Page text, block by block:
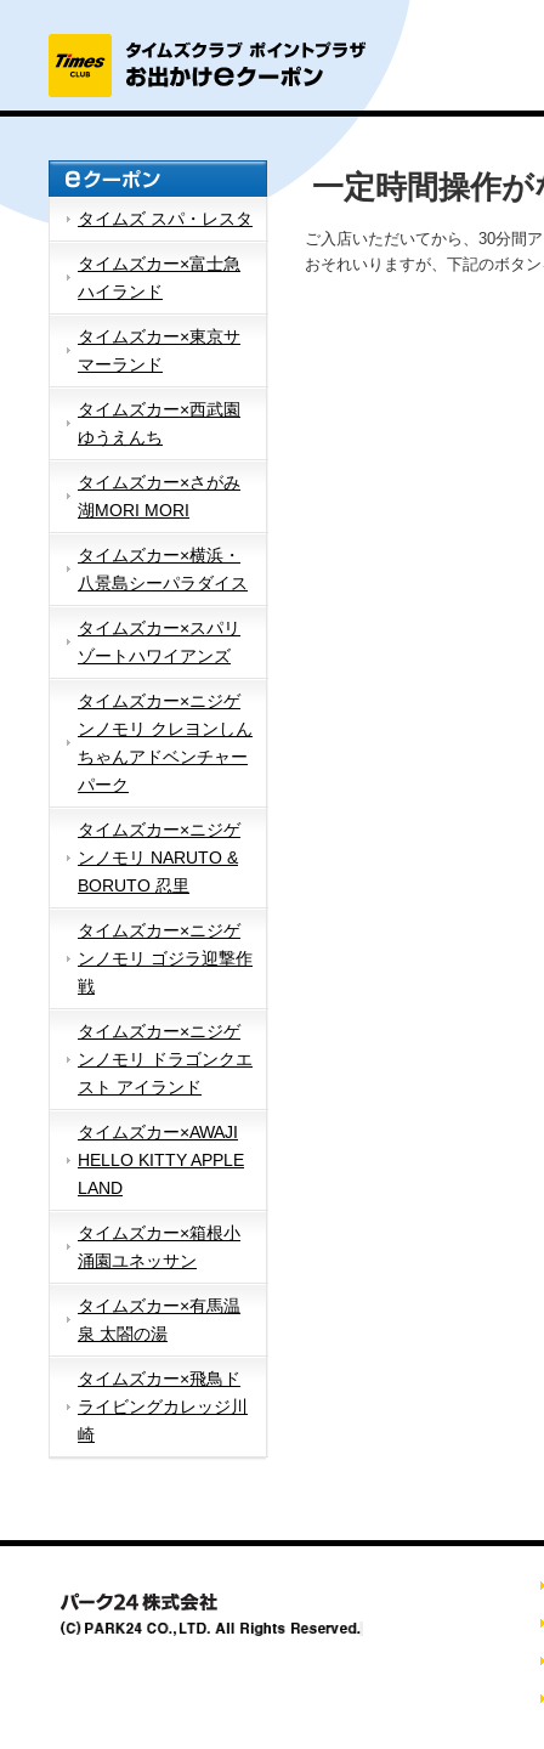
タイムズ スパ・レスタ
タイムズカー×富士急
ハイランド
タイムズカー×東京サ
マーランド
タイムズカー×西武園
ゆうえんち
タイムズカー×さがみ
湖MORI MORI
タイムズカー×横浜・
八景島シーパラダイス
タイムズカー×スパリ
ゾートハワイアンズ
タイムズカー×ニジゲ
ンノモリ クレヨンしん
ちゃんアドベンチャー
パーク
タイムズカー×ニジゲ
ンノモリ NARUTO &
BORUTO 忍里
タイムズカー×ニジゲ
ンノモリ ゴジラ迎撃作
戦
タイムズカー×ニジゲ
ンノモリ ドラゴンクエ
スト アイランド
タイムズカー×AWAJI
HELLO KITTY APPLE
LAND
タイムズカー×箱根小
涌園ユネッサン
タイムズカー×有馬温
泉 太閤の湯
タイムズカー×飛鳥ド
ライビングカレッジ川
崎
一定時間操作
ご入店いただいてから、30分間
おそれいりますが、下記のボタ